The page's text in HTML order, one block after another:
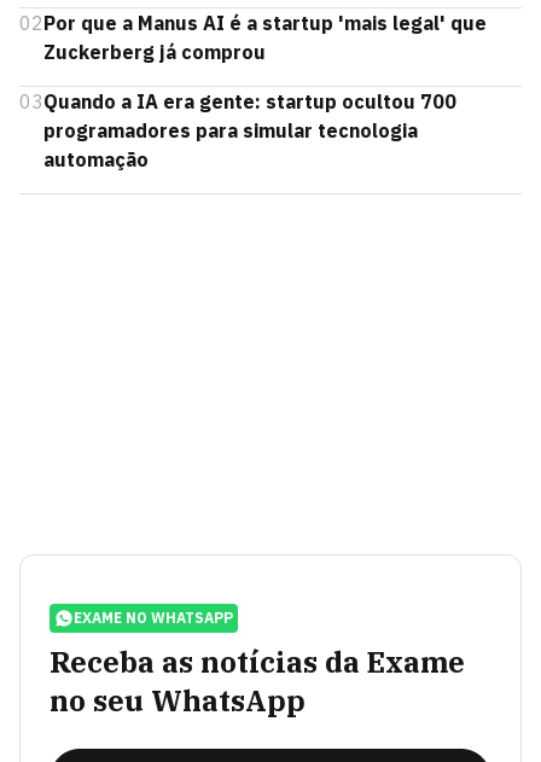
02Por que a Manus AI é a startup 'mais legal' que
Zuckerberg já comprou
03Quando a IA era gente: startup ocultou 700
programadores para simular tecnologia
automação
EXAME NO WHATSAPP
Receba as notícias da Exame
no seu WhatsApp